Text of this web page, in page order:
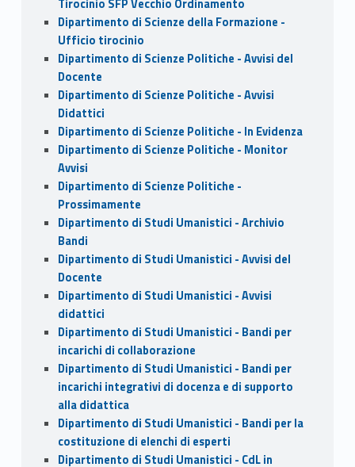
Tirocinio SFP Vecchio Ordinamento
Dipartimento di Scienze della Formazione -
Ufficio tirocinio
Dipartimento di Scienze Politiche - Avvisi del
Docente
Dipartimento di Scienze Politiche - Avvisi
Didattici
Dipartimento di Scienze Politiche - In Evidenza
Dipartimento di Scienze Politiche - Monitor
Avvisi
Dipartimento di Scienze Politiche -
Prossimamente
Dipartimento di Studi Umanistici - Archivio
Bandi
Dipartimento di Studi Umanistici - Avvisi del
Docente
Dipartimento di Studi Umanistici - Avvisi
didattici
Dipartimento di Studi Umanistici - Bandi per
incarichi di collaborazione
Dipartimento di Studi Umanistici - Bandi per
incarichi integrativi di docenza e di supporto
alla didattica
Dipartimento di Studi Umanistici - Bandi per la
costituzione di elenchi di esperti
Dipartimento di Studi Umanistici - CdL in